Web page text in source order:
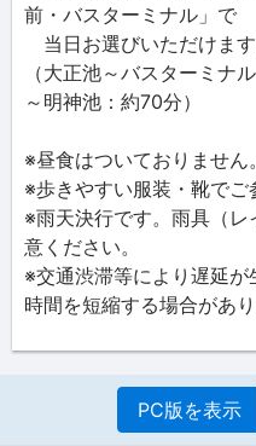
前・バスターミナル」で
当日お選びいただけます
（大正池～バスターミナ
～明神池：約70分）
※昼食はついておりません。
※歩きやすい服装・靴でご
※雨天決行です。雨具（
意ください。
※交通渋滞等により遅延
時間を短縮する場合があり
PC版を表示